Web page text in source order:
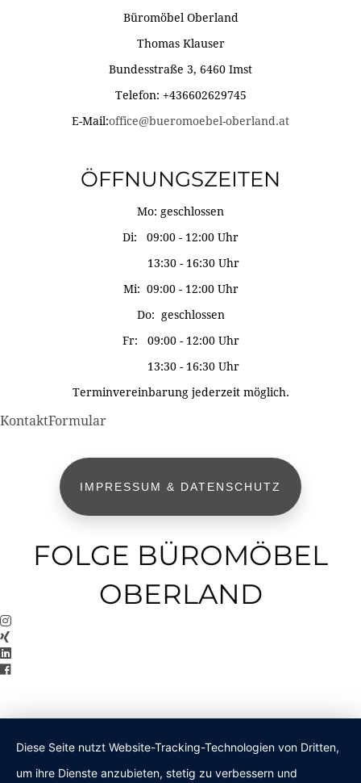
Büromöbel Oberland
Thomas Klauser
Bundesstraße 3, 6460 Imst
Telefon: +436602629745
E-Mail:office@bueromoebel-oberland.at
ÖFFNUNGSZEITEN
Mo: geschlossen
Di: 09:00 - 12:00 Uhr
13:30 - 16:30 Uhr
Mi: 09:00 - 12:00 Uhr
Do: geschlossen
Fr: 09:00 - 12:00 Uhr
13:30 - 16:30 Uhr
Terminvereinbarung jederzeit möglich.
KontaktFormular
IMPRESSUM & DATENSCHUTZ
FOLGE BÜROMÖBEL
OBERLAND
Diese Seite nutzt Website-Tracking-Technologien von Dritten,
um ihre Dienste anzubieten, stetig zu verbessern und